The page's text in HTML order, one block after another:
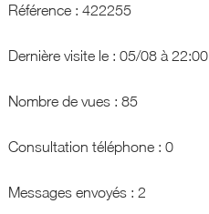
Référence : 422255
Dernière visite le : 05/08 à 22:00
Nombre de vues : 85
Consultation téléphone : 0
Messages envoyés : 2